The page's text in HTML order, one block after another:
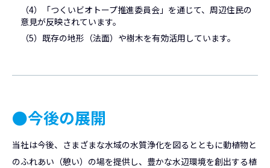
（4）「つくいビオトープ推進委員会」を通じて、周辺住民の
意見が反映されています。
（5）既存の地形（法面）や樹木を有効活用しています。
●今後の展開
当社は今後、さまざまな水域の水質浄化を図るとともに動植物と
のふれあい（憩い）の場を提供し、豊かな水辺環境を創出する植